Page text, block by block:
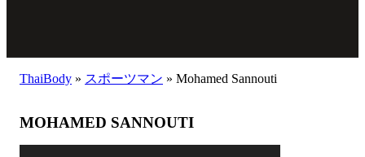
ThaiBody » スポーツマン » Mohamed Sannouti
MOHAMED SANNOUTI